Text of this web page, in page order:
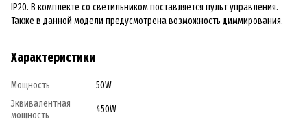
IP20. В комплекте со светильником поставляется пульт управления.
Также в данной модели предусмотрена возможность диммирования.
Характеристики
Мощность
50W
Эквивалентная
мощность
450W